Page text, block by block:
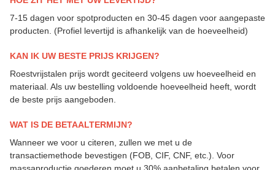
7-15 dagen voor spotproducten en 30-45 dagen voor aangepaste
producten. (Profiel levertijd is afhankelijk van de hoeveelheid)
KAN IK UW BESTE PRIJS KRIJGEN?
Roestvrijstalen prijs wordt geciteerd volgens uw hoeveelheid en
materiaal. Als uw bestelling voldoende hoeveelheid heeft, wordt
de beste prijs aangeboden.
WAT IS DE BETAALTERMIJN?
Wanneer we voor u citeren, zullen we met u de
transactiemethode bevestigen (FOB, CIF, CNF, etc.). Voor
massaproductie goederen moet u 30% aanbetaling betalen voor